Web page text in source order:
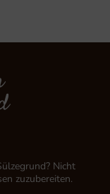
Nicht
zuzubereiten.